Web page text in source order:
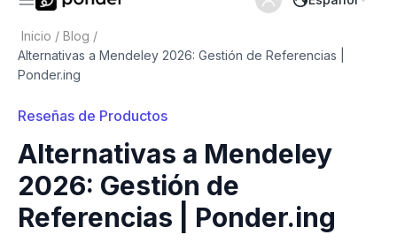
Inicio / Blog /
Alternativas a Mendeley 2026: Gestión de Referencias |
Ponder.ing
Reseñas de Productos
Alternativas a Mendeley
2026: Gestión de
Referencias | Ponder.ing